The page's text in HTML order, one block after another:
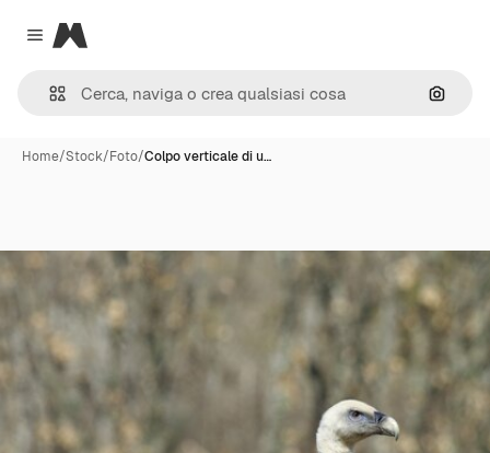
Close menu
Magnific
Cerca
Home/Stock/Foto/Colpo verticale di u…